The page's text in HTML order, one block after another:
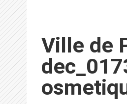
Ville de